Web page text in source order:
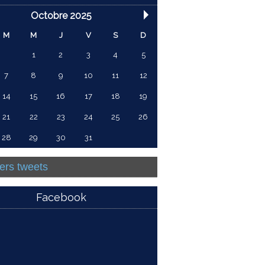
Octobre 2025
M M J V S D
1 2 3 4 5
7 8 9 10 11 12
14 15 16 17 18 19
21 22 23 24 25 26
28 29 30 31
tweets
Facebook